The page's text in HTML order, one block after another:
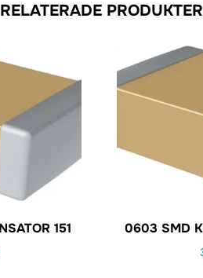
RELATERADE PRODUKTER
151 0603 SMD